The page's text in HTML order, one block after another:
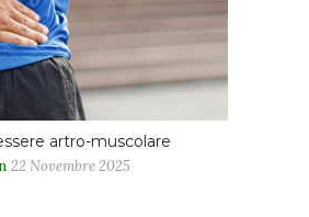
artro-muscolare
22 Novembre 2025